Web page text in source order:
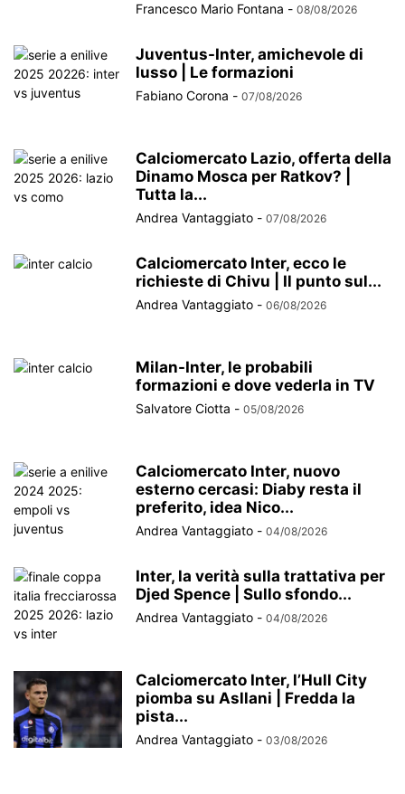
Francesco Mario Fontana - 08/08/2026
Juventus-Inter, amichevole di
lusso | Le formazioni
Fabiano Corona - 07/08/2026
Calciomercato Lazio, offerta della
Dinamo Mosca per Ratkov? |
Tutta la...
Andrea Vantaggiato - 07/08/2026
Calciomercato Inter, ecco le
richieste di Chivu | Il punto sul...
Andrea Vantaggiato - 06/08/2026
Milan-Inter, le probabili
formazioni e dove vederla in TV
Salvatore Ciotta - 05/08/2026
Calciomercato Inter, nuovo
esterno cercasi: Diaby resta il
preferito, idea Nico...
Andrea Vantaggiato - 04/08/2026
Inter, la verità sulla trattativa per
Djed Spence | Sullo sfondo...
Andrea Vantaggiato - 04/08/2026
Calciomercato Inter, l’Hull City
piomba su Asllani | Fredda la
pista...
Andrea Vantaggiato - 03/08/2026